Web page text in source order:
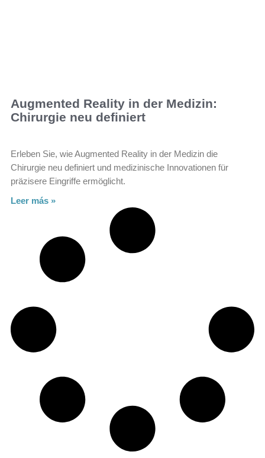
Augmented Reality in der Medizin:
Chirurgie neu definiert
Erleben Sie, wie Augmented Reality in der Medizin die
Chirurgie neu definiert und medizinische Innovationen für
präzisere Eingriffe ermöglicht.
Leer más »